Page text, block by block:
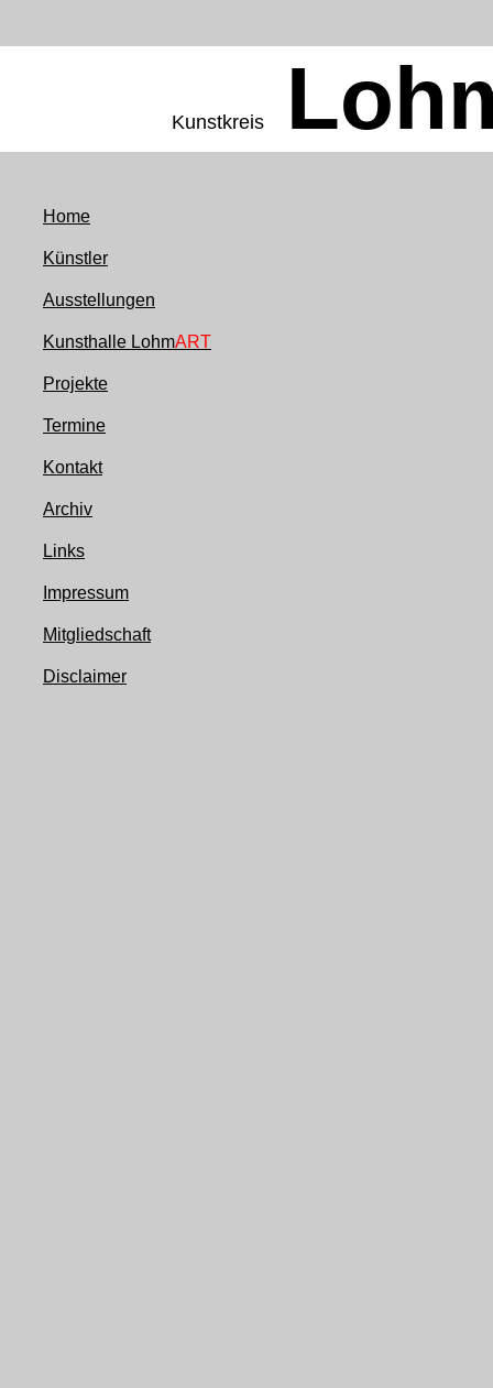
Kunstkreis
Home
Künstler
Ausstellungen
Kunsthalle LohmART
Projekte
Termine
Kontakt
Archiv
Links
Impressum
Mitgliedschaft
Disclaimer